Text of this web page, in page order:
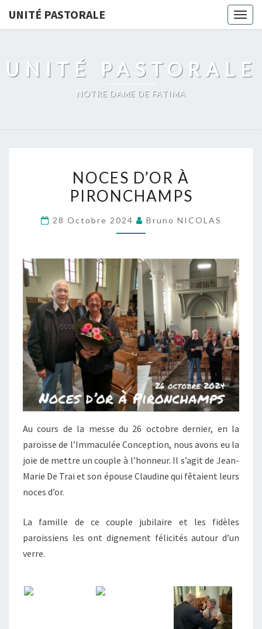
UNITÉ PASTORALE
UNITÉ PASTORALE
NOTRE DAME DE FATIMA
D’OR
À
NOCES D’OR À
PIRONCHAMPS
28 Octobre 2024 Bruno NICOLAS
Au cours de la messe du 26 octobre dernier, en la
paroisse de l’Immaculée Conception, nous avons eu la
joie de mettre un couple à l’honneur. Il s’agit de Jean-
Marie De Trai et son épouse Claudine qui fêtaient leurs
noces d’or.
La famille de ce couple jubilaire et les fidèles
paroissiens les ont dignement félicités autour d’un
verre.